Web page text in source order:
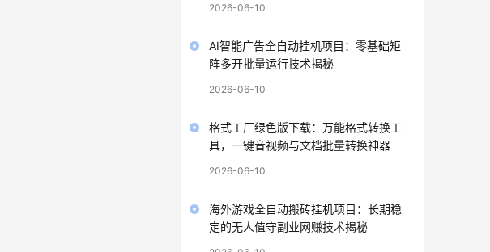
2026-06-10
AI智能广告全自动挂机项目：零基础矩
阵多开批量运行技术揭秘
2026-06-10
格式工厂绿色版下载：万能格式转换工
具，一键音视频与文档批量转换神器
2026-06-10
海外游戏全自动搬砖挂机项目：长期稳
定的无人值守副业网赚技术揭秘